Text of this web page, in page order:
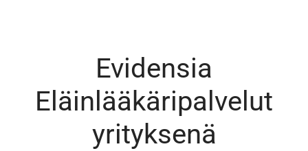
Evidensia
Eläinlääkäripalvelut
yrityksenä